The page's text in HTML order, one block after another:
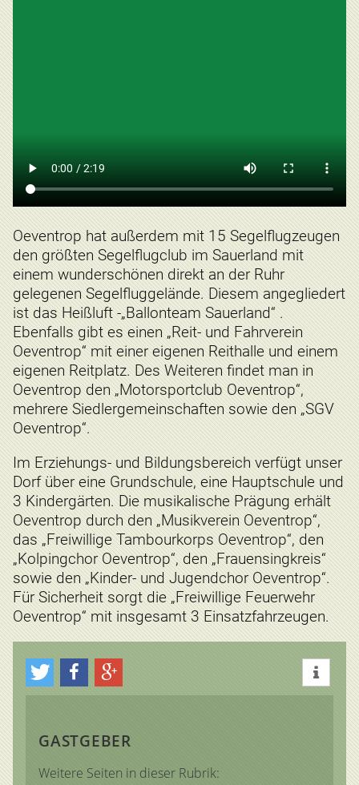
Oeventrop hat außerdem mit 15 Segelflugzeugen
den größten Segelflugclub im Sauerland mit
einem wunderschönen direkt an der Ruhr
gelegenen Segelfluggelände. Diesem angegliedert
ist das Heißluft -„Ballonteam Sauerland“ .
Ebenfalls gibt es einen „Reit- und Fahrverein
Oeventrop“ mit einer eigenen Reithalle und einem
eigenen Reitplatz. Des Weiteren findet man in
Oeventrop den „Motorsportclub Oeventrop“,
mehrere Siedlergemeinschaften sowie den „SGV
Oeventrop“.
Im Erziehungs- und Bildungsbereich verfügt unser
Dorf über eine Grundschule, eine Hauptschule und
3 Kindergärten. Die musikalische Prägung erhält
Oeventrop durch den „Musikverein Oeventrop“,
das „Freiwillige Tambourkorps Oeventrop“, den
„Kolpingchor Oeventrop“, den „Frauensingkreis“
sowie den „Kinder- und Jugendchor Oeventrop“.
Für Sicherheit sorgt die „Freiwillige Feuerwehr
Oeventrop“ mit insgesamt 3 Einsatzfahrzeugen.
GASTGEBER
Weitere Seiten in dieser Rubrik: